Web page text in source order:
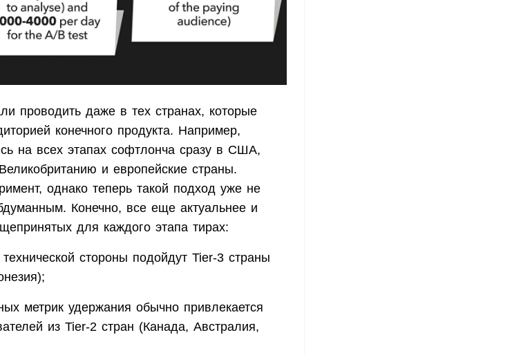
проводить даже в тех странах, которые
конечного продукта. Например,
на всех этапах софтлонча сразу в США,
и европейские страны.
однако теперь такой подход уже не
Конечно, все еще актуальнее и
для каждого этапа тирах:
стороны подойдут Tier-3 страны
метрик удержания обычно привлекается
из Tier-2 стран (Канада, Австралия,